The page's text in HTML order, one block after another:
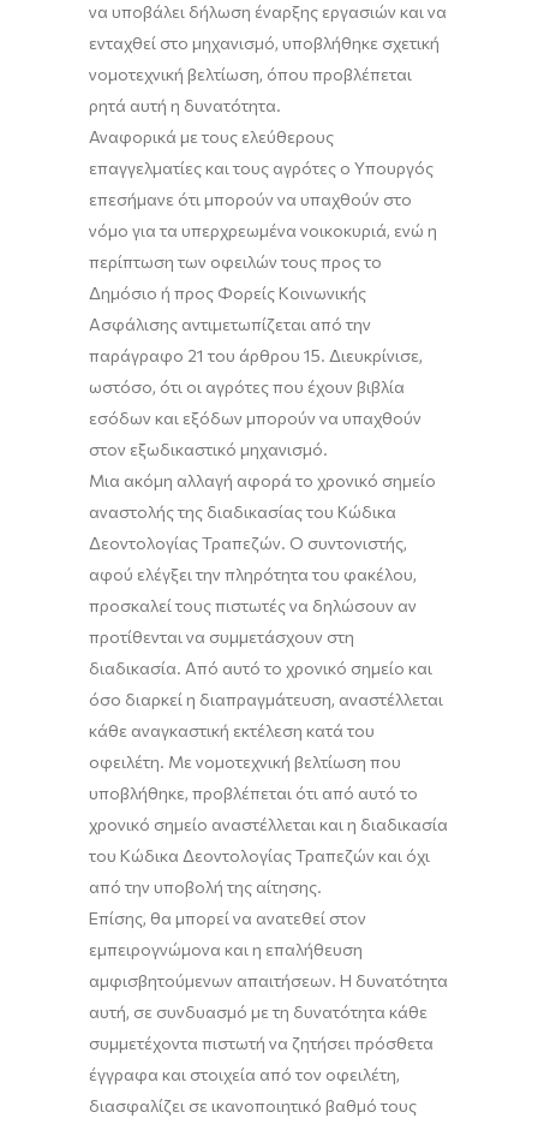
να υποβάλει δήλωση έναρξης εργασιών και να
ενταχθεί στο μηχανισμό, υποβλήθηκε σχετική
νομοτεχνική βελτίωση, όπου προβλέπεται
ρητά αυτή η δυνατότητα.
Αναφορικά με τους ελεύθερους
επαγγελματίες και τους αγρότες ο Υπουργός
επεσήμανε ότι μπορούν να υπαχθούν στο
νόμο για τα υπερχρεωμένα νοικοκυριά, ενώ η
περίπτωση των οφειλών τους προς το
Δημόσιο ή προς Φορείς Κοινωνικής
Ασφάλισης αντιμετωπίζεται από την
παράγραφο 21 του άρθρου 15. Διευκρίνισε,
ωστόσο, ότι οι αγρότες που έχουν βιβλία
εσόδων και εξόδων μπορούν να υπαχθούν
στον εξωδικαστικό μηχανισμό.
Μια ακόμη αλλαγή αφορά το χρονικό σημείο
αναστολής της διαδικασίας του Κώδικα
Δεοντολογίας Τραπεζών. Ο συντονιστής,
αφού ελέγξει την πληρότητα του φακέλου,
προσκαλεί τους πιστωτές να δηλώσουν αν
προτίθενται να συμμετάσχουν στη
διαδικασία. Από αυτό το χρονικό σημείο και
όσο διαρκεί η διαπραγμάτευση, αναστέλλεται
κάθε αναγκαστική εκτέλεση κατά του
οφειλέτη. Με νομοτεχνική βελτίωση που
υποβλήθηκε, προβλέπεται ότι από αυτό το
χρονικό σημείο αναστέλλεται και η διαδικασία
του Κώδικα Δεοντολογίας Τραπεζών και όχι
από την υποβολή της αίτησης.
Επίσης, θα μπορεί να ανατεθεί στον
εμπειρογνώμονα και η επαλήθευση
αμφισβητούμενων απαιτήσεων. Η δυνατότητα
αυτή, σε συνδυασμό με τη δυνατότητα κάθε
συμμετέχοντα πιστωτή να ζητήσει πρόσθετα
έγγραφα και στοιχεία από τον οφειλέτη,
διασφαλίζει σε ικανοποιητικό βαθμό τους